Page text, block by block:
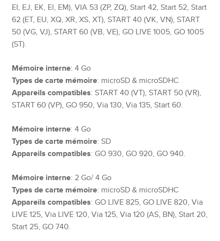
EI, EJ, EK, El, EM), VIA 53 (ZP, ZQ), Start 42, Start 52, Start
62 (ET, EU, XQ, XR, XS, XT), START 40 (VK, VN), START
50 (VG, VJ), START 60 (VB, VE), GO LIVE 1005, GO 1005
(ST).
Mémoire interne: 4 Go
Types de carte mémoire: microSD & microSDHC
Appareils compatibles: START 40 (VT), START 50 (VR),
START 60 (VP), GO 950, Via 130, Via 135, Start 60.
Mémoire interne: 4 Go
Types de carte mémoire: SD
Appareils compatibles: GO 930, GO 920, GO 940.
Mémoire interne: 2 Go/ 4 Go
Types de carte mémoire: microSD & microSDHC
Appareils compatibles: GO LIVE 825, GO LIVE 820, Via
LIVE 125, Via LIVE 120, Via 125, Via 120 (AS, BN), Start 20,
Start 25, GO 740.